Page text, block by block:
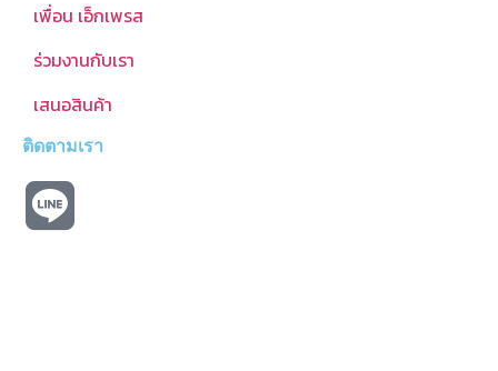
เพื่อน เอ็กเพรส
ร่วมงานกับเรา
เสนอสินค้า
ติดตามเรา